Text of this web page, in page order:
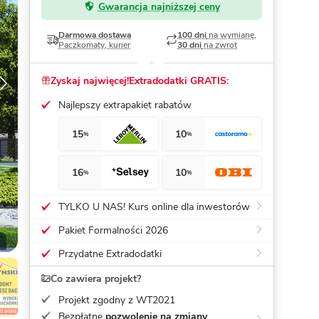
Dom pasywny - co to znaczy
Gwarancja najniższej ceny
Darmowa dostawa
Paczkomaty, kurier
100 dni na wymianę,
30 dni na zwrot
Zyskaj najwięcej!Extradodatki GRATIS:
Najlepszy extrapakiet rabatów
15% 10%
16% 10%
TYLKO U NAS! Kurs online dla inwestorów
Pakiet Formalności 2026
Przydatne Extradodatki
Co zawiera projekt?
Projekt zgodny z WT2021